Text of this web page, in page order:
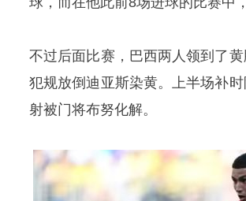
不过后面比赛，巴西两人领到了黄
犯规放倒迪亚斯染黄。上半场补
射被门将布努化解。